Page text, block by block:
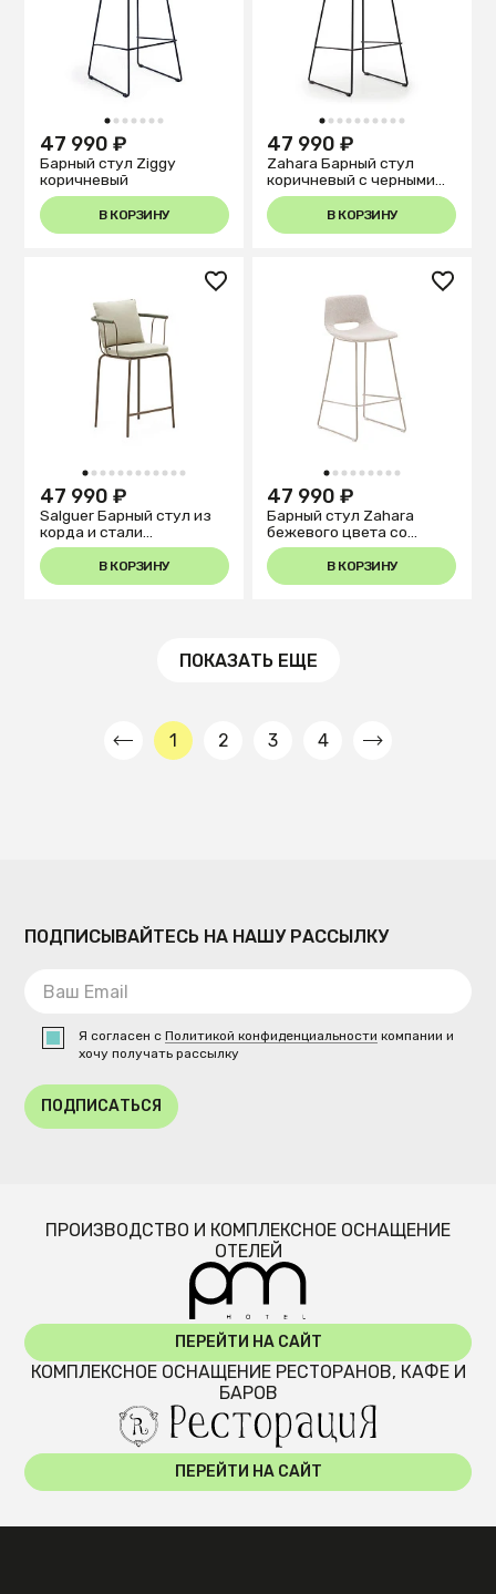
1 2 3 4 5 6 7
47 990 ₽
Барный стул Ziggy
коричневый
В КОРЗИНУ
1 2 3 4 5 6 7 8 9 10
47 990 ₽
Zahara Барный стул
коричневый с черными
стальными ножками 76
см
В КОРЗИНУ
1 2 3 4 5 6 7 8 9 101112
47 990 ₽
Salguer Барный стул из
корда и стали
окрашенный в
коричневый цвет
В КОРЗИНУ
1 2 3 4 5 6 7 8 9
47 990 ₽
Барный стул Zahara
бежевого цвета со
сталью бежевого цвета
В КОРЗИНУ
ПОКАЗАТЬ ЕЩЕ
1 2 3 4
ПОДПИСЫВАЙТЕСЬ НА НАШУ РАССЫЛКУ
Я согласен сПолитикой конфиденциальности компании и
хочу получать рассылку
ПОДПИСАТЬСЯ
ПРОИЗВОДСТВО И КОМПЛЕКСНОЕ ОСНАЩЕНИЕ
ОТЕЛЕЙ
ПЕРЕЙТИ НА САЙТ
КОМПЛЕКСНОЕ ОСНАЩЕНИЕ РЕСТОРАНОВ, КАФЕ И
БАРОВ
ПЕРЕЙТИ НА САЙТ